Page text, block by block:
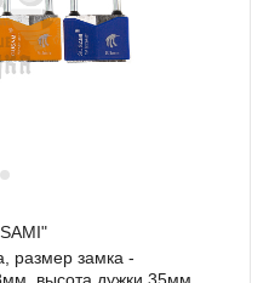
размер замка -
высота дужки 35мм